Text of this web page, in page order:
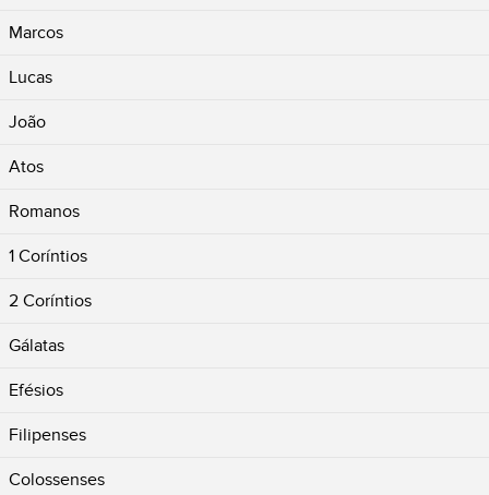
Marcos
Lucas
João
Atos
Romanos
1 Coríntios
2 Coríntios
Gálatas
Efésios
Filipenses
Colossenses